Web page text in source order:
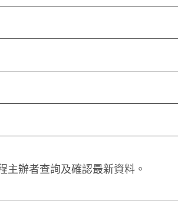
辦者查詢及確認最新資料。